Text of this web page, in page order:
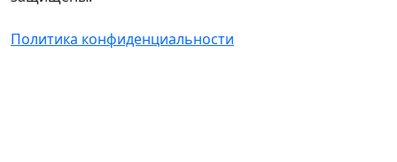
Политика конфиденциальности